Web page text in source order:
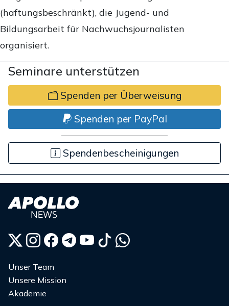
(haftungsbeschränkt), die Jugend- und
Bildungsarbeit für Nachwuchsjournalisten
organisiert.
Seminare unterstützen
Spenden per Überweisung
Spenden per PayPal
Spendenbescheinigungen
Unser Team
Unsere Mission
Akademie